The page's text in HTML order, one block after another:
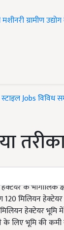
मशीनरीग्रामीण उद्योग
Jobsविविध
हेक्टेयर के भौगोलिक
मिलियन
हेक्टेयर भूमि
के लिए भूमि की